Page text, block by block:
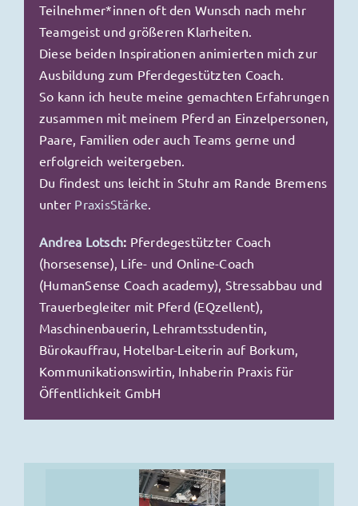
Teilnehmer*innen oft den Wunsch nach mehr
Teamgeist und größeren Klarheiten.
Diese beiden Inspirationen animierten mich zur
Ausbildung zum Pferdegestützten Coach.
So kann ich heute meine gemachten Erfahrungen
zusammen mit meinem Pferd an Einzelpersonen,
Paare, Familien oder auch Teams gerne und
erfolgreich weitergeben.
Du findest uns leicht in Stuhr am Rande Bremens
unter PraxisStärke
Andrea Lotsch: Pferdegestützter Coach
(horsesense), Life- und Online-Coach
(HumanSense Coach academy), Stressabbau und
Trauerbegleiter mit Pferd (EQzellent),
Maschinenbauerin, Lehramtsstudentin,
Bürokauffrau, Hotelbar-Leiterin auf Borkum,
Kommunikationswirtin, Inhaberin Praxis für
Öffentlichkeit GmbH